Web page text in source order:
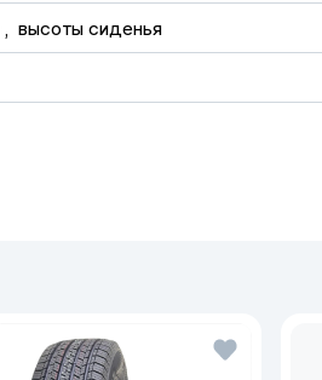
высоты сиденья